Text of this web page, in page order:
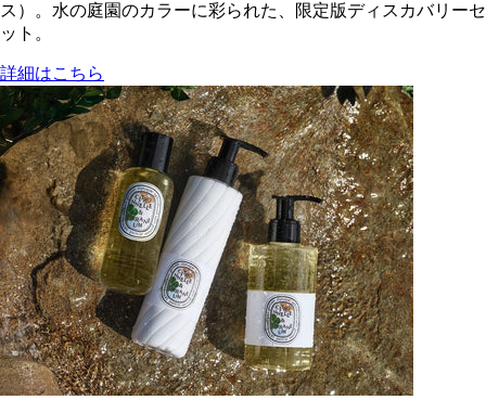
ス）。水の庭園のカラーに彩られた、限定版ディスカバリーセ
ット。
詳細はこちら